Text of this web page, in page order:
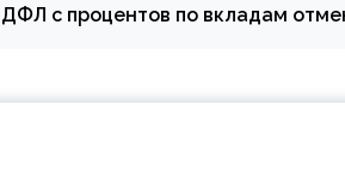
с процентов по вкладам